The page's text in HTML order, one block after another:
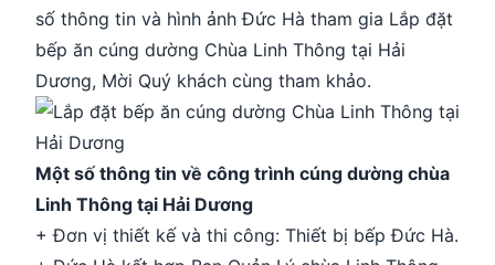
số thông tin và hình ảnh Đức Hà tham gia Lắp đặt
bếp ăn cúng dường Chùa Linh Thông tại Hải
Dương, Mời Quý khách cùng tham khảo.
Một số thông tin về công trình cúng dường chùa
Linh Thông tại Hải Dương
+ Đơn vị thiết kế và thi công: Thiết bị bếp Đức Hà.